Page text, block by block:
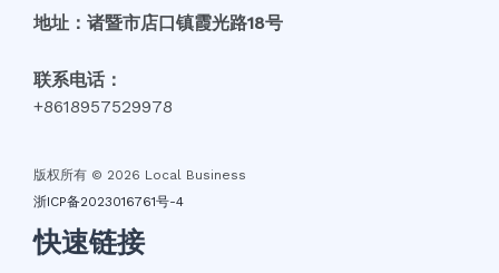
地址：诸暨市店口镇霞光路18号
联系电话：
+8618957529978
版权所有 © 2026 Local Business
浙ICP备2023016761号-4
快速链接